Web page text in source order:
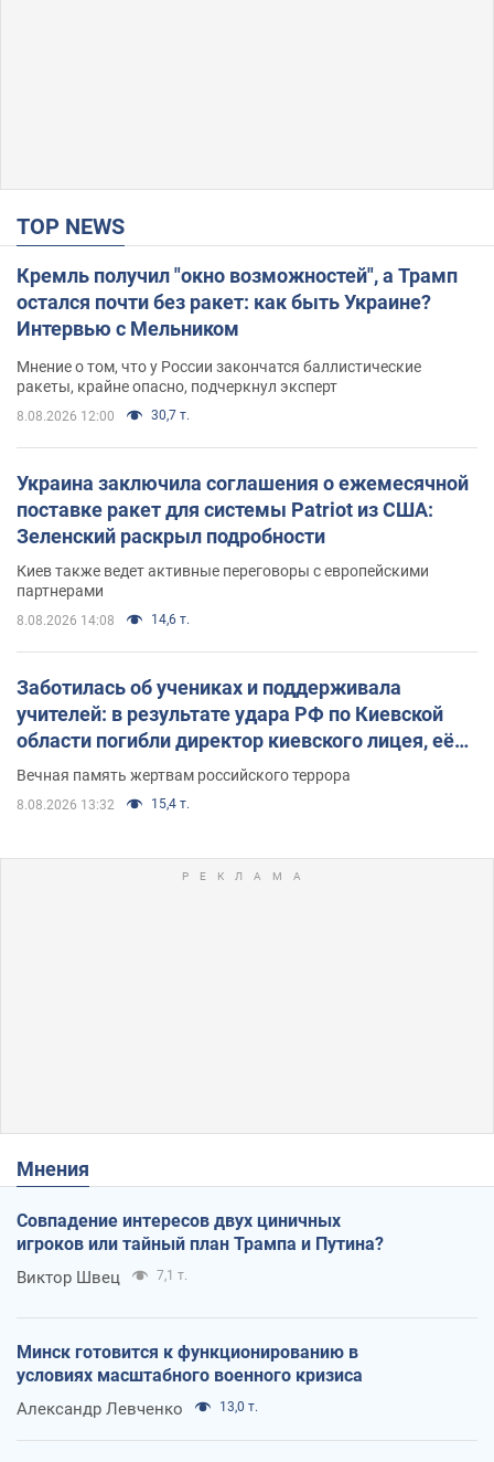
TOP NEWS
Кремль получил "окно возможностей", а Трамп
остался почти без ракет: как быть Украине?
Интервью с Мельником
Мнение о том, что у России закончатся баллистические
ракеты, крайне опасно, подчеркнул эксперт
8.08.2026 12:00 30,7 т.
Украина заключила соглашения о ежемесячной
поставке ракет для системы Patriot из США:
Зеленский раскрыл подробности
Киев также ведет активные переговоры с европейскими
партнерами
8.08.2026 14:08 14,6 т.
Заботилась об учениках и поддерживала
учителей: в результате удара РФ по Киевской
области погибли директор киевского лицея, её
муж и внук
Вечная память жертвам российского террора
8.08.2026 13:32 15,4 т.
Мнения
Совпадение интересов двух циничных
игроков или тайный план Трампа и Путина?
Виктор Швец 7,1 т.
Минск готовится к функционированию в
условиях масштабного военного кризиса
Александр Левченко 13,0 т.